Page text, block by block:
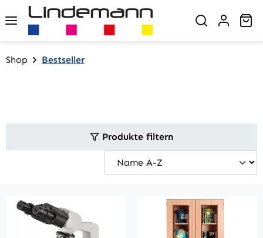
Zum Hauptinhalt springen
Shop Bestseller
Produkte filtern